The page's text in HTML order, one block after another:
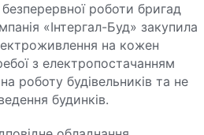
роботи бригад
«Інтергал-Буд» закупила
на кожен
з електропостачанням
роботу будівельників та не
будинків.